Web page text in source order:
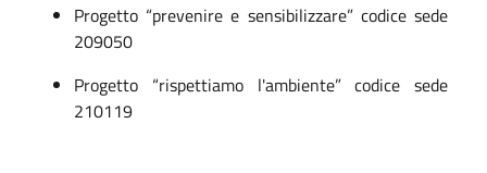
Progetto “prevenire e sensibilizzare” codice sede
209050
Progetto “rispettiamo l'ambiente” codice sede
210119